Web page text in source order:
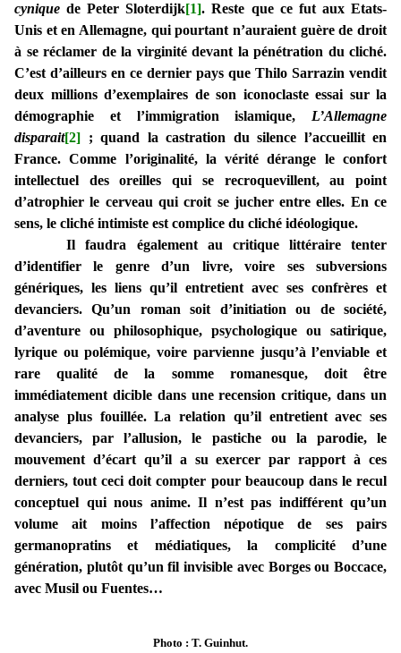
cynique de Peter Sloterdijk[1]. Reste que ce fut aux Etats-
Unis et en Allemagne, qui pourtant n’auraient guère de droit
à se réclamer de la virginité devant la pénétration du cliché.
C’est d’ailleurs en ce dernier pays que Thilo Sarrazin vendit
deux millions d’exemplaires de son iconoclaste essai sur la
démographie et l’immigration islamique, L’Allemagne
disparait[2] ; quand la castration du silence l’accueillit en
France. Comme l’originalité, la vérité dérange le confort
intellectuel des oreilles qui se recroquevillent, au point
d’atrophier le cerveau qui croit se jucher entre elles. En ce
sens, le cliché intimiste est complice du cliché idéologique.
Il faudra également au critique littéraire tenter
d’identifier le genre d’un livre, voire ses subversions
génériques, les liens qu’il entretient avec ses confrères et
devanciers. Qu’un roman soit d’initiation ou de société,
d’aventure ou philosophique, psychologique ou satirique,
lyrique ou polémique, voire parvienne jusqu’à l’enviable et
rare qualité de la somme romanesque, doit être
immédiatement dicible dans une recension critique, dans un
analyse plus fouillée. La relation qu’il entretient avec ses
devanciers, par l’allusion, le pastiche ou la parodie, le
mouvement d’écart qu’il a su exercer par rapport à ces
derniers, tout ceci doit compter pour beaucoup dans le recul
conceptuel qui nous anime. Il n’est pas indifférent qu’un
volume ait moins l’affection népotique de ses pairs
germanopratins et médiatiques, la complicité d’une
génération, plutôt qu’un fil invisible avec Borges ou Boccace,
avec Musil ou Fuentes…
Photo : T. Guinhut.